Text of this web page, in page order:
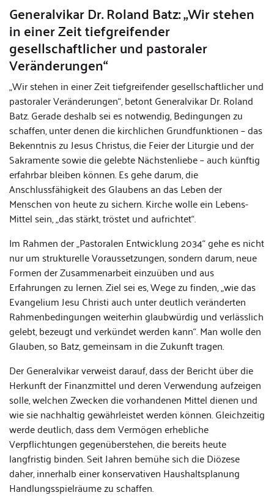
Generalvikar Dr. Roland Batz: „Wir stehen
in einer Zeit tiefgreifender
gesellschaftlicher und pastoraler
Veränderungen“
„Wir stehen in einer Zeit tiefgreifender gesellschaftlicher und
pastoraler Veränderungen“, betont Generalvikar Dr. Roland
Batz. Gerade deshalb sei es notwendig, Bedingungen zu
schaffen, unter denen die kirchlichen Grundfunktionen – das
Bekenntnis zu Jesus Christus, die Feier der Liturgie und der
Sakramente sowie die gelebte Nächstenliebe – auch künftig
erfahrbar bleiben können. Es gehe darum, die
Anschlussfähigkeit des Glaubens an das Leben der
Menschen von heute zu sichern. Kirche wolle ein Lebens-
Mittel sein, „das stärkt, tröstet und aufrichtet“.
Im Rahmen der „Pastoralen Entwicklung 2034“ gehe es nicht
nur um strukturelle Voraussetzungen, sondern darum, neue
Formen der Zusammenarbeit einzuüben und aus
Erfahrungen zu lernen. Ziel sei es, Wege zu finden, „wie das
Evangelium Jesu Christi auch unter deutlich veränderten
Rahmenbedingungen weiterhin glaubwürdig und verlässlich
gelebt, bezeugt und verkündet werden kann“. Man wolle den
Glauben, so Batz, gemeinsam in die Zukunft tragen.
Der Generalvikar verweist darauf, dass der Bericht über die
Herkunft der Finanzmittel und deren Verwendung aufzeigen
solle, welchen Zwecken die vorhandenen Mittel dienen und
wie sie nachhaltig gewährleistet werden können. Gleichzeitig
werde deutlich, dass dem Vermögen erhebliche
Verpflichtungen gegenüberstehen, die bereits heute
langfristig binden. Seit Jahren bemühe sich die Diözese
daher, innerhalb einer konservativen Haushaltsplanung
Handlungsspielräume zu schaffen.